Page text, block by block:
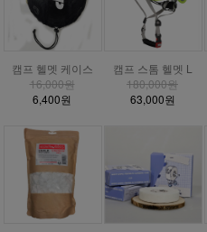
캠프 헬멧 케이스
16,000원
6,400원
캠프 스톰 헬멧 L
180,000원
63,000원